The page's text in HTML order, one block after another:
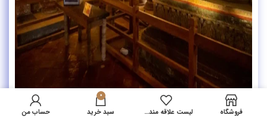
فروشگاه لیست علاقه مندی ها
0
سبد خرید حساب من